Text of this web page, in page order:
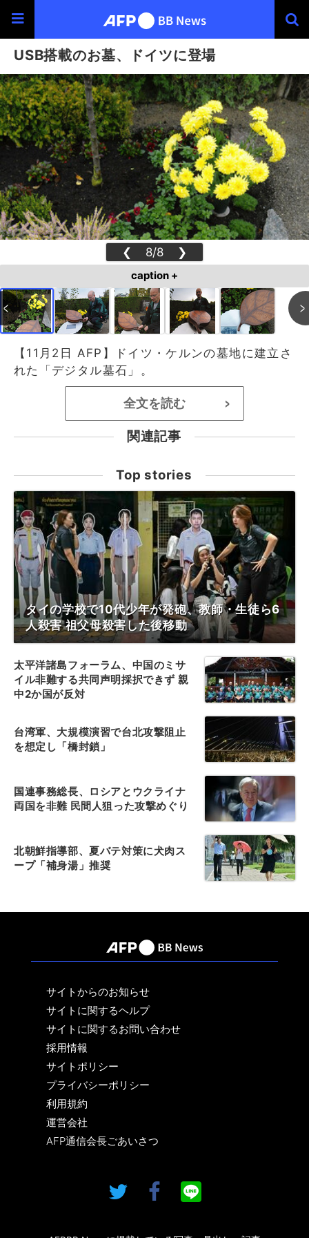
USB搭載のお墓、ドイツに登場
❮ 8/8 ❯
caption +
【11月2日 AFP】ドイツ・ケルンの墓地に建立さ
れた「デジタル墓石」。
全文を読む >
関連記事
Top stories
タイの学校で10代少年が発砲、教師・生徒ら6
人殺害 祖父母殺害した後移動
太平洋諸島フォーラム、中国のミサ
イル非難する共同声明採択できず 親
中2か国が反対
台湾軍、大規模演習で台北攻撃阻止
を想定し「橋封鎖」
国連事務総長、ロシアとウクライナ
両国を非難 民間人狙った攻撃めぐり
北朝鮮指導部、夏バテ対策に犬肉ス
ープ「補身湯」推奨
サイトからのお知らせ
サイトに関するヘルプ
サイトに関するお問い合わせ
採用情報
サイトポリシー
プライバシーポリシー
利用規約
運営会社
AFP通信会長ごあいさつ